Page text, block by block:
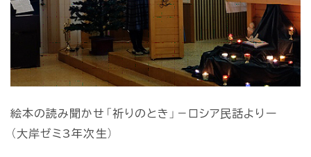
絵本の読み聞かせ「祈りのとき」－ロシア民話よりー
（大岸ゼミ3年次生）